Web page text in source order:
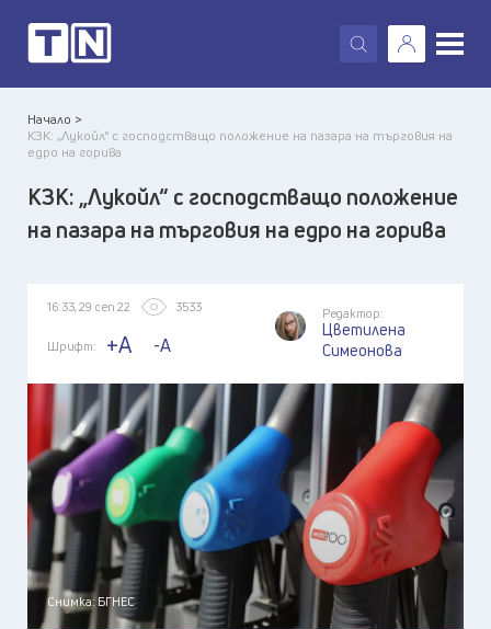
X
Начало >
КЗК: „Лукойл“ с господстващо положение на пазара на търговия на
едро на горива
КЗК: „Лукойл“ с господстващо положение
на пазара на търговия на едро на горива
16:33, 29 сеп 22 3533
Шрифт: +A -A
Редактор:
Цветилена
Симеонова
Снимка: БГНЕС